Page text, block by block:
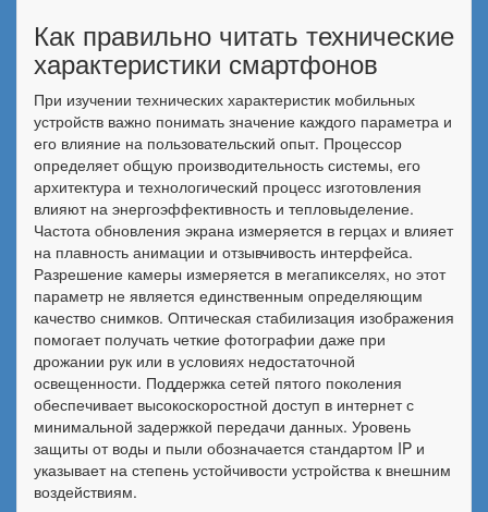
Как правильно читать технические
характеристики смартфонов
При изучении технических характеристик мобильных
устройств важно понимать значение каждого параметра и
его влияние на пользовательский опыт. Процессор
определяет общую производительность системы, его
архитектура и технологический процесс изготовления
влияют на энергоэффективность и тепловыделение.
Частота обновления экрана измеряется в герцах и влияет
на плавность анимации и отзывчивость интерфейса.
Разрешение камеры измеряется в мегапикселях, но этот
параметр не является единственным определяющим
качество снимков. Оптическая стабилизация изображения
помогает получать четкие фотографии даже при
дрожании рук или в условиях недостаточной
освещенности. Поддержка сетей пятого поколения
обеспечивает высокоскоростной доступ в интернет с
минимальной задержкой передачи данных. Уровень
защиты от воды и пыли обозначается стандартом IP и
указывает на степень устойчивости устройства к внешним
воздействиям.